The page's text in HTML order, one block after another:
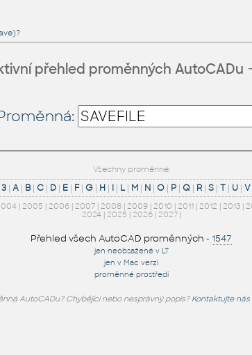
přehled proměnných AutoCADu
Všechny proměnné:
3 |A | B |C | D | E | F|G | H | I | L | M | N |O | P |Q | R |S |T | U |V
| 2005 | 2006| 2007| 2008| 2009| 2010 | 2011| 2012 | 2013|
2024| 2025 | 2026| 2027|
Přehled všech AutoCAD proměnných -1547
jen neobsažené v LT
jen v Mac verzi
proměnné prostředí
AutoCADu? Chybějící nebo nesprávný popis? Kontaktujte nás